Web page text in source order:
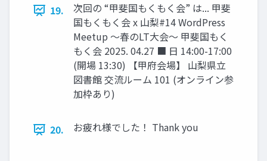
19.
次回の “甲斐国もくもく会” は... 甲斐
国もくもく会 x 山梨#14 WordPress
Meetup 〜春のLT大会〜 甲斐国もく
もく会 2025. 04.27 ■ 日 14:00-17:00
(開場 13:30) 【甲府会場】 山梨県立
図書館 交流ルーム 101 (オンライン参
加枠あり)
20. お疲れ様でした！ Thank you